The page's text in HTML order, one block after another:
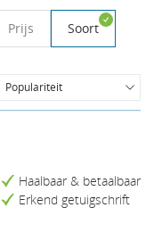
Prijs Soort
Populariteit
Populariteit
Prijs (Hoog-Laag)
Studieduur (Kort-Lang)
Haalbaar & betaalbaar
Erkend getuigschrift